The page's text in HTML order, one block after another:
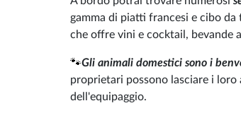
gamma di piatti francesi e cibo
che offre vini e cocktail, bevande
🐾Gli animali domestici sono i
proprietari possono lasciare i
dell'equipaggio.